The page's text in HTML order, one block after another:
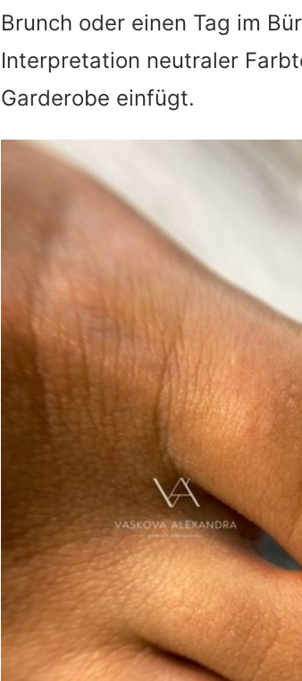
Brunch oder einen Tag im
Interpretation neutraler
Garderobe einfügt.